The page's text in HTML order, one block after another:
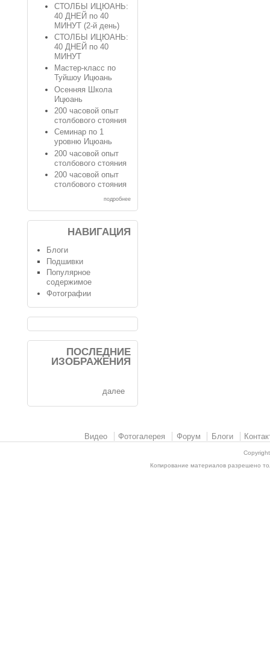
СТОЛБЫ ИЦЮАНЬ:
40 ДНЕЙ по 40
МИНУТ (2-й день)
СТОЛБЫ ИЦЮАНЬ:
40 ДНЕЙ по 40
МИНУТ
Мастер-класс по
Туйшоу Ицюань
Осенняя Школа
Ицюань
200 часовой опыт
столбового стояния
Семинар по 1
уровню Ицюань
200 часовой опыт
столбового стояния
200 часовой опыт
столбового стояния
подробнее
НАВИГАЦИЯ
Блоги
Подшивки
Популярное
содержимое
Фотографии
ПОСЛЕДНИЕ
ИЗОБРАЖЕНИЯ
далее
Видео Фотогалерея Форум Блоги
Копирование материалов разрешено